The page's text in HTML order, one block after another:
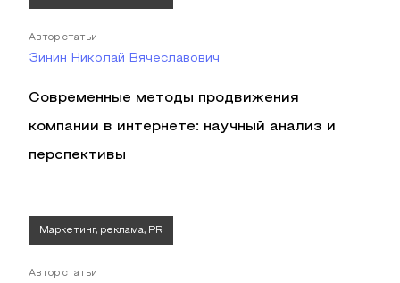
Автор статьи
Зинин Николай Вячеславович
Современные методы продвижения
компании в интернете: научный анализ и
перспективы
Маркетинг, реклама, PR
Автор статьи